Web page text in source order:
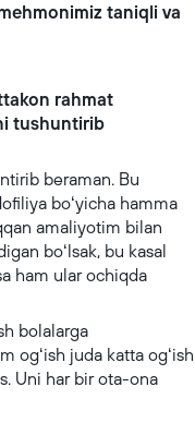
taniqli va
rahmat
tushuntirib
beraman. Bu
boʻyicha hamma
amaliyotim bilan
boʻlsak, bu kasal
ham ular ochiqda
bolalarga
ogʻish juda katta ogʻish
Uni har bir ota-ona